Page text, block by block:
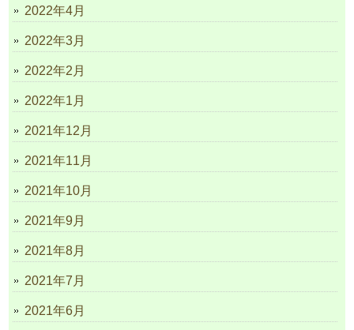
2022年4月
2022年3月
2022年2月
2022年1月
2021年12月
2021年11月
2021年10月
2021年9月
2021年8月
2021年7月
2021年6月